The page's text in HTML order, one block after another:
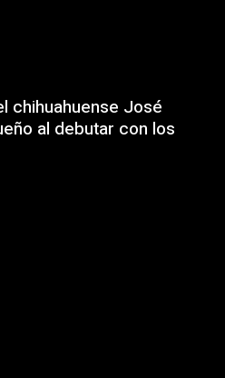
chihuahuense José
al debutar con los